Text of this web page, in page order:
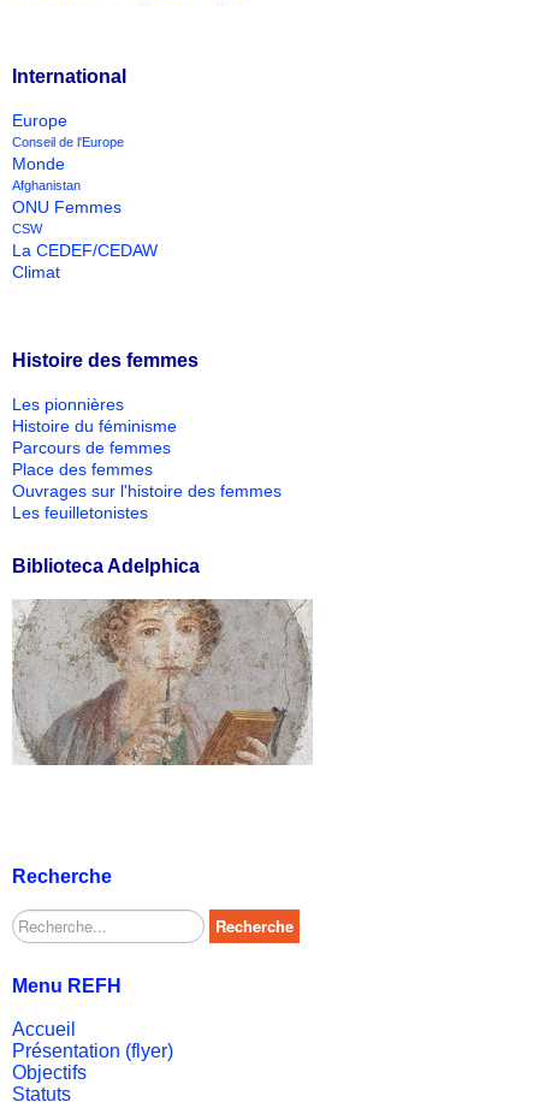
International
Europe
Conseil de l'Europe
Monde
Afghanistan
ONU Femmes
CSW
La CEDEF/CEDAW
Climat
Histoire des femmes
Les pionnières
Histoire du féminisme
Parcours de femmes
Place des femmes
Ouvrages sur l'histoire des femmes
Les feuilletonistes
Biblioteca Adelphica
Recherche
Rechercher Recherche
Menu REFH
Accueil
Présentation (flyer)
Objectifs
Statuts